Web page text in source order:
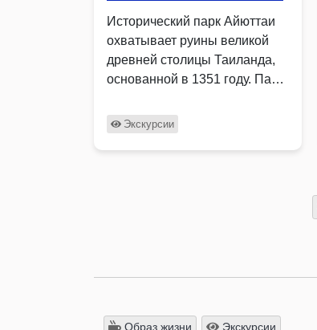
Исторический парк Айюттаи
охватывает руины великой
древней столицы Таиланда,
основанной в 1351 году. Парк
Экскурсии
Образ жизни Экскурсии